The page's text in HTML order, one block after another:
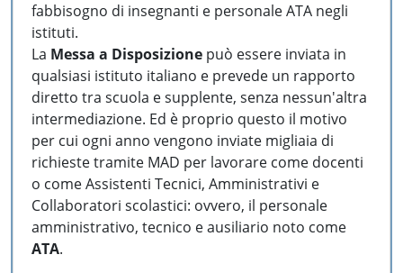
fabbisogno di insegnanti e personale ATA negli
istituti.
La Messa a Disposizione può essere inviata in
qualsiasi istituto italiano e prevede un rapporto
diretto tra scuola e supplente, senza nessun'altra
intermediazione. Ed è proprio questo il motivo
per cui ogni anno vengono inviate migliaia di
richieste tramite MAD per lavorare come docenti
o come Assistenti Tecnici, Amministrativi e
Collaboratori scolastici: ovvero, il personale
amministrativo, tecnico e ausiliario noto come
ATA.